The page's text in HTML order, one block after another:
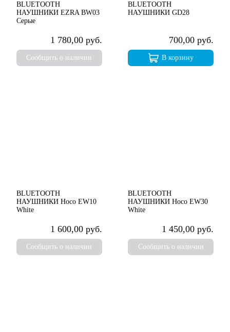
BLUETOOTH
НАУШНИКИ EZRA BW03
Серые
1 780,00 руб.
Сообщить о наличии
BLUETOOTH
НАУШНИКИ GD28
700,00 руб.
В корзину
BLUETOOTH
НАУШНИКИ Hoco EW10
White
1 600,00 руб.
Сообщить о наличии
BLUETOOTH
НАУШНИКИ Hoco EW30
White
1 450,00 руб.
Сообщить о наличии